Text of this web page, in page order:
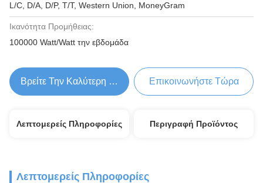
L/C, D/A, D/P, T/T, Western Union, MoneyGram
Ικανότητα Προμήθειας:
100000 Watt/Watt την εβδομάδα
Βρείτε Την Καλύτερη Τιμή Επικοινωνήστε Τώρα
Λεπτομερείς Πληροφορίες Περιγραφή Προϊόντος
Λεπτομερείς Πληροφορίες